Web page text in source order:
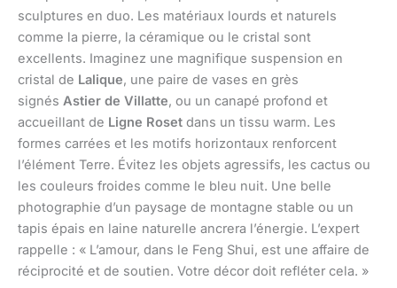
sculptures en duo. Les matériaux lourds et naturels
comme la pierre, la céramique ou le cristal sont
excellents. Imaginez une magnifique suspension en
cristal de Lalique, une paire de vases en grès
signés Astier de Villatte, ou un canapé profond et
accueillant de Ligne Roset dans un tissu warm. Les
formes carrées et les motifs horizontaux renforcent
l’élément Terre. Évitez les objets agressifs, les cactus ou
les couleurs froides comme le bleu nuit. Une belle
photographie d’un paysage de montagne stable ou un
tapis épais en laine naturelle ancrera l’énergie. L’expert
rappelle : « L’amour, dans le Feng Shui, est une affaire de
réciprocité et de soutien. Votre décor doit refléter cela. »